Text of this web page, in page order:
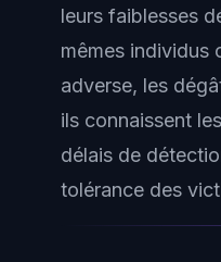
leurs faiblesses
mêmes individus
adverse, les
ils connaissent
délais de
tolérance des